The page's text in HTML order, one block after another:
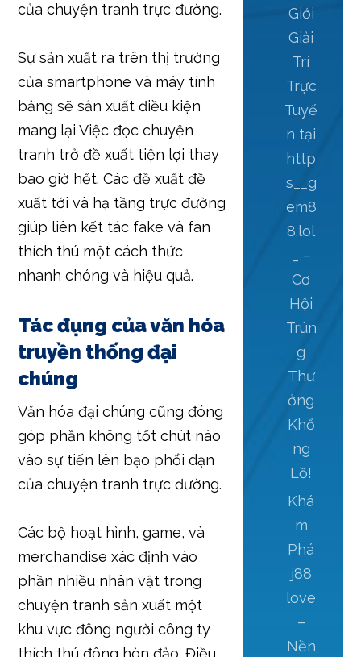
của chuyện tranh trực đường.
Sự sản xuất ra trên thị trường
của smartphone và máy tính
bảng sẽ sản xuất điều kiện
mang lại Việc đọc chuyện
tranh trở đề xuất tiện lợi thay
bao giờ hết. Các đề xuất đề
xuất tới và hạ tầng trực đường
giúp liên kết tác fake và fan
thích thú một cách thức
nhanh chóng và hiệu quả.
Tác đụng của văn hóa
truyền thống đại
chúng
Văn hóa đại chúng cũng đóng
góp phần không tốt chút nào
vào sự tiến lên bạo phổi dạn
của chuyện tranh trực đường.
Các bộ hoạt hình, game, và
merchandise xác định vào
phần nhiều nhân vật trong
chuyện tranh sản xuất một
khu vực đông người công ty
thích thú đông hòn đảo. Điều
Giới
Giải
Trí
Trực
Tuyế
n tại
http
s__g
em8
8.lol
_ –
Cơ
Hội
Trún
g
Thư
ởng
Khổ
ng
Lồ!
Khá
m
Phá
j88
love
–
Nền